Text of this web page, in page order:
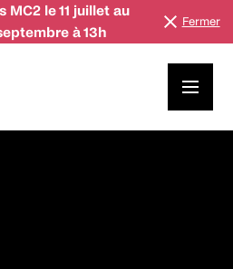
MC2 le 11 juillet au
à 13h
Fermer